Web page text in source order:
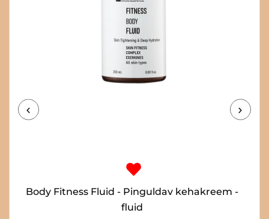
Body Fitness Fluid - Pinguldav kehakreem -
fluid